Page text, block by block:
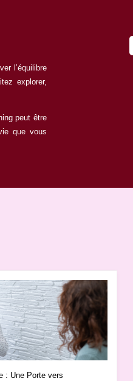
l’équilibre
explorer,
peut être
que vous
: Une Porte vers